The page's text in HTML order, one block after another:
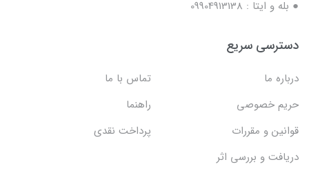
● بله و ایتا : 09904913138
دسترسی سریع
درباره ما
تماس با ما
حریم خصوصی
راهنما
قوانین و مقررات
پرداخت نقدی
دریافت و بررسی اثر